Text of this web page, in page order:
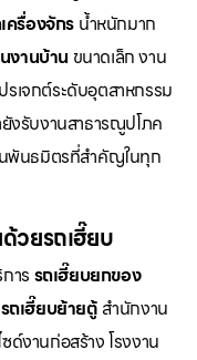
ครื่องจักร น้ำหนักมาก
งานบ้าน ขนาดเล็ก งาน
รเจกต์ระดับอุตสาหกรรม
งรับงานสาธารณูปโภค
นพันธมิตรที่สำคัญในทุก
วยรถเฮี๊ยบ
าร รถเฮี๊ยบยกของ
รถเฮี๊ยบย้ายตู้ สำนักงาน
ด์งานก่อสร้าง โรงงาน